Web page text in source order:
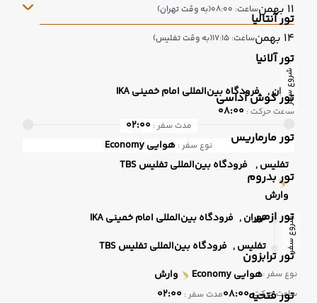
تور آنتالیا
تور آلانیا
تور کوش آداسی
تور مارماریس
تور بدروم
تور ازمیر
تور ترابزون
تور فتحیه
11 بهمن ساعت: 08:00 (به وقت تهران)
14 بهمن ساعت: 17:15 (به وقت تفلیس)
شروع سفر
تهران , فرودگاه بین‌المللی امام خمینی IKA
ساعت حرکت : 08:00
مدت سفر :02:00
نوع سفر : هوایی
تفلیس , فرودگاه بین‌المللی تفلیس TBS
وارش
شروع سفر تهران , فرودگاه بین‌المللی امام خمینی IKA
تفلیس , فرودگاه بین‌المللی تفلیس TBS
نوع سفر :هوایی وارش
ساعت حرکت :08:00مدت سفر : 02:00